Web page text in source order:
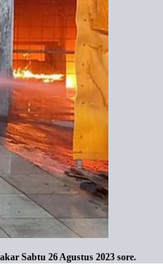
Sabtu 26 Agustus 2023 sore.